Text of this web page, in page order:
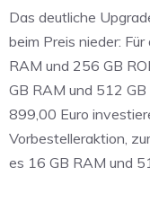
Das deutliche
beim Preis nieder:
RAM und 256 GB
GB RAM und 512
899,00 Euro
Vorbestelleraktion,
es 16 GB RAM und